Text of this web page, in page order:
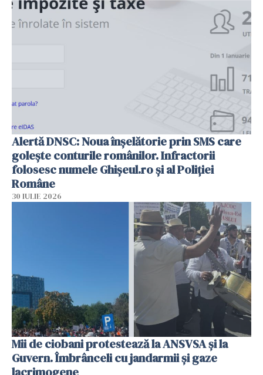
Alertă DNSC: Noua înșelătorie prin SMS care
golește conturile românilor. Infractorii
folosesc numele Ghișeul.ro și al Poliției
Române
30 IULIE 2026
Mii de ciobani protestează la ANSVSA și la
Guvern. Îmbrânceli cu jandarmii și gaze